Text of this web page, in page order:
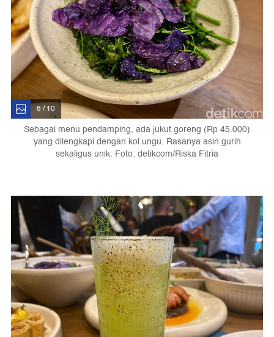
8 / 10
Sebagai menu pendamping, ada jukut goreng (Rp 45.000)
yang dilengkapi dengan kol ungu. Rasanya asin gurih
sekaligus unik. Foto: detikcom/Riska Fitria